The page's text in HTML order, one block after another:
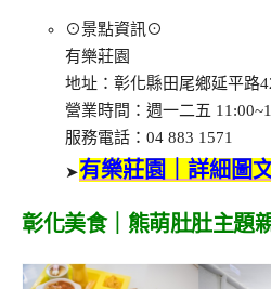
⊙景點資訊⊙
有樂莊園
地址：彰化縣田尾鄉延平路
營業時間：週一二五
服務電話：04 883 1571
➤有樂莊園｜詳細圖
彰化美食｜熊萌肚肚主題